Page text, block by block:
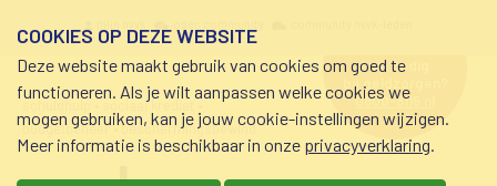
schuldhulp • sociaal krediet •
budgetbeheer • beschermingsbewind
hulp nodig
bij geldzorgen?
0800-8115.nl
COOKIES OP DEZE WEBSITE
Deze website maakt gebruik van cookies om goed te
functioneren. Als je wilt aanpassen welke cookies we
mogen gebruiken, kan je jouw cookie-instellingen wijzigen.
Meer informatie is beschikbaar in onze privacyverklaring.